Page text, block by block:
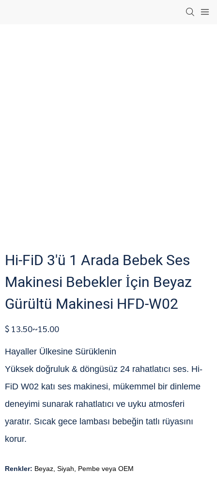
Hi-FiD 3'ü 1 Arada Bebek Ses
Makinesi Bebekler İçin Beyaz
Gürültü Makinesi HFD-W02
$ 13.50~15.00
Hayaller Ülkesine Sürüklenin
Yüksek doğruluk & döngüsüz 24 rahatlatıcı ses. Hi-
FiD W02 katı ses makinesi, mükemmel bir dinleme
deneyimi sunarak rahatlatıcı ve uyku atmosferi
yaratır. Sıcak gece lambası bebeğin tatlı rüyasını
korur.
Renkler: Beyaz, Siyah, Pembe veya OEM